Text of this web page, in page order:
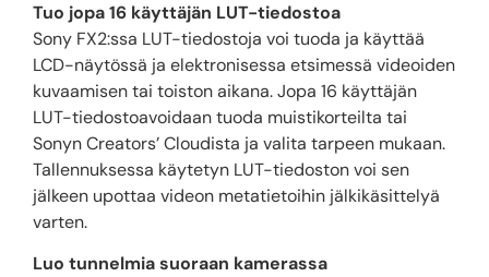
Tuo jopa 16 käyttäjän LUT-tiedostoa
Sony FX2:ssa LUT-tiedostoja voi tuoda ja käyttää
LCD-näytössä ja elektronisessa etsimessä videoiden
kuvaamisen tai toiston aikana. Jopa 16 käyttäjän
LUT-tiedostoavoidaan tuoda muistikorteilta tai
Sonyn Creators’ Cloudista ja valita tarpeen mukaan.
Tallennuksessa käytetyn LUT-tiedoston voi sen
jälkeen upottaa videon metatietoihin jälkikäsittelyä
varten.
Luo tunnelmia suoraan kamerassa